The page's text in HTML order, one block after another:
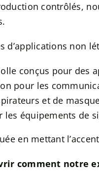
contrôlés,
d’applications non
conçus pour des
pour les
et de
les équipements de
en mettant
comment notre